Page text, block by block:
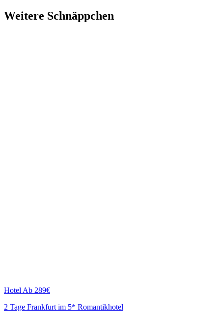
Weitere Schnäppchen
Hotel Ab 289€
2 Tage Frankfurt im 5* Romantikhotel